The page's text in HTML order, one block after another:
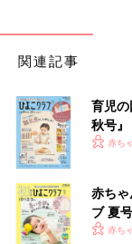
大事なことは、食
一度立ち止まって
私も家族にいろい
い、ワインビネガ
みのない調味料も
験があります。
私はこれまでの行
いなら、使い慣れ
なという思いにいた
関連記事
育児
秋号
いっ赤ち
赤ち
ブ 夏
く！赤ち